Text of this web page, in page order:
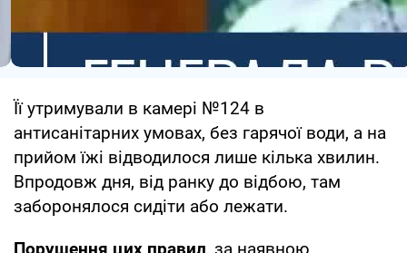
Її утримували в камері №124 в
антисанітарних умовах, без гарячої води, а на
прийом їжі відводилося лише кілька хвилин.
Впродовж дня, від ранку до відбою, там
заборонялося сидіти або лежати.
Порушення цих правил, за наявною